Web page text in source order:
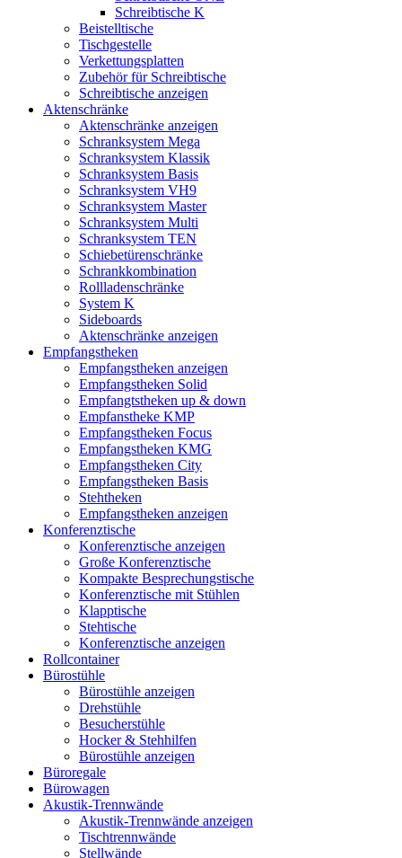
Schreibtische K
Beistelltische
Tischgestelle
Verkettungsplatten
Zubehör für Schreibtische
Schreibtische anzeigen
Aktenschränke
Aktenschränke anzeigen
Schranksystem Mega
Schranksystem Klassik
Schranksystem Basis
Schranksystem VH9
Schranksystem Master
Schranksystem Multi
Schranksystem TEN
Schiebetürenschränke
Schrankkombination
Rollladenschränke
System K
Sideboards
Aktenschränke anzeigen
Empfangstheken
Empfangstheken anzeigen
Empfangstheken Solid
Empfangtstheken up & down
Empfanstheke KMP
Empfangstheken Focus
Empfangstheken KMG
Empfangstheken City
Empfangstheken Basis
Stehtheken
Empfangstheken anzeigen
Konferenztische
Konferenztische anzeigen
Große Konferenztische
Kompakte Besprechungstische
Konferenztische mit Stühlen
Klapptische
Stehtische
Konferenztische anzeigen
Rollcontainer
Bürostühle
Bürostühle anzeigen
Drehstühle
Besucherstühle
Hocker & Stehhilfen
Bürostühle anzeigen
Büroregale
Bürowagen
Akustik-Trennwände
Akustik-Trennwände anzeigen
Tischtrennwände
Stellwände